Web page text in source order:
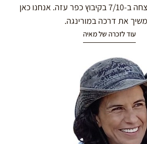
גדולה. מאיה נרצחה ב-7/10 בקיבוץ כפר עזה. אנחנו כאן
את דרכה במורינגה.
עוד לזכרה של מאיה